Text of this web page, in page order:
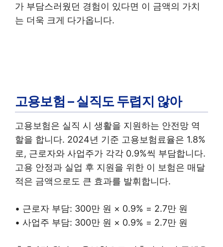
가 부담스러웠던 경험이 있다면 이 금액의 가치
는 더욱 크게 다가옵니다.
고용보험 – 실직도 두렵지 않아
고용보험은 실직 시 생활을 지원하는 안전망 역
할을 합니다. 2024년 기준 고용보험료율은 1.8%
로, 근로자와 사업주가 각각 0.9%씩 부담합니다.
고용 안정과 실업 후 지원을 위한 이 보험은 매달
적은 금액으로도 큰 효과를 발휘합니다.
• 근로자 부담: 300만 원 × 0.9% = 2.7만 원
• 사업주 부담: 300만 원 × 0.9% = 2.7만 원